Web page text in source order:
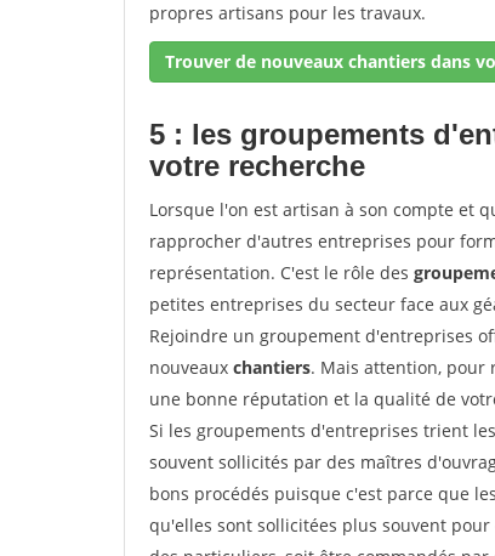
propres artisans pour les travaux.
Trouver de nouveaux chantiers dans
5 : les groupements
votre recherche
Lorsque l'on est artisan à son compte et
rapprocher d'autres entreprises pour
représentation. C'est le rôle des
petites entreprises du secteur face aux
Rejoindre un groupement d'entreprises
nouveaux chantiers. Mais attention, pour
une bonne réputation et la qualité de
Si les groupements d'entreprises trient
souvent sollicités par des maîtres
bons procédés puisque c'est parce que
qu'elles sont sollicitées plus souvent pour